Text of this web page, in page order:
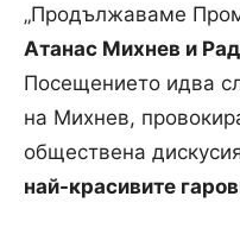
„Продължаваме
Атанас Михнев и
Посещението идва
на Михнев,
обществена
най-красивите